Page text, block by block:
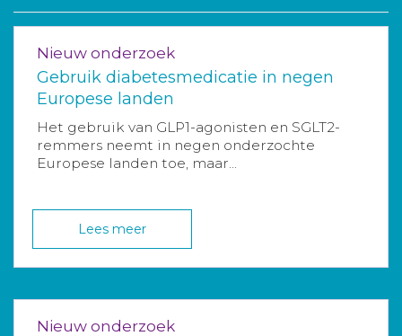
Nieuw onderzoek
Gebruik diabetesmedicatie in negen
Europese landen
Het gebruik van GLP1-agonisten en SGLT2-
remmers neemt in negen onderzochte
Europese landen toe, maar...
Lees meer
Nieuw onderzoek